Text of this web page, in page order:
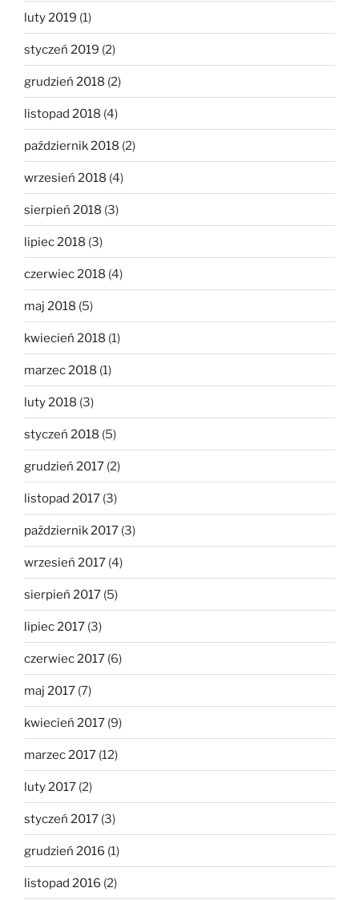
luty 2019 (1)
styczeń 2019 (2)
grudzień 2018 (2)
listopad 2018 (4)
październik 2018 (2)
wrzesień 2018 (4)
sierpień 2018 (3)
lipiec 2018 (3)
czerwiec 2018 (4)
maj 2018 (5)
kwiecień 2018 (1)
marzec 2018 (1)
luty 2018 (3)
styczeń 2018 (5)
grudzień 2017 (2)
listopad 2017 (3)
październik 2017 (3)
wrzesień 2017 (4)
sierpień 2017 (5)
lipiec 2017 (3)
czerwiec 2017 (6)
maj 2017 (7)
kwiecień 2017 (9)
marzec 2017 (12)
luty 2017 (2)
styczeń 2017 (3)
grudzień 2016 (1)
listopad 2016 (2)